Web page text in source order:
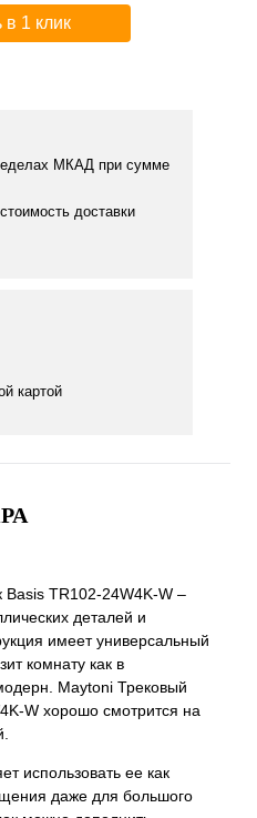
в 1 клик
МКАД при сумме
доставки
картой
Basis TR102-24W4K-W –
деталей и
имеет универсальный
комнату как в
Maytoni Трековый
W хорошо смотрится на
использовать ее как
даже для большого